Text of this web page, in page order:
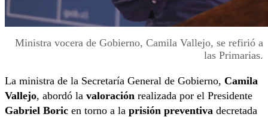
Ministra vocera de Gobierno, Camila Vallejo, se refirió a
las Primarias.
La ministra de la Secretaría General de Gobierno, Camila
Vallejo, abordó la valoración realizada por el Presidente
Gabriel Boric en torno a la prisión preventiva decretada